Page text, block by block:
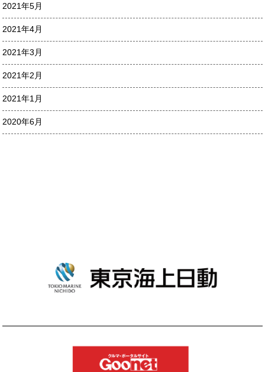
2021年5月
2021年4月
2021年3月
2021年2月
2021年1月
2020年6月